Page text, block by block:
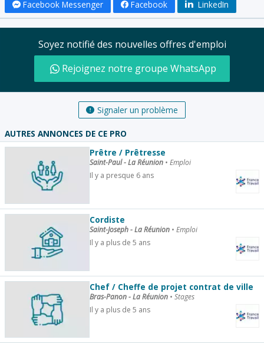
Facebook Messenger
Facebook LinkedIn
Soyez notifié des nouvelles offres d'emploi
Rejoignez notre groupe WhatsApp
Signaler un problème
AUTRES ANNONCES DE CE PRO
Prêtre / Prêtresse
Saint-Paul - La Réunion • Emploi
Il y a presque 6 ans
Cordiste
Saint-Joseph - La Réunion • Emploi
Il y a plus de 5 ans
Chef / Cheffe de projet contrat de ville
Bras-Panon - La Réunion • Stages
Il y a plus de 5 ans